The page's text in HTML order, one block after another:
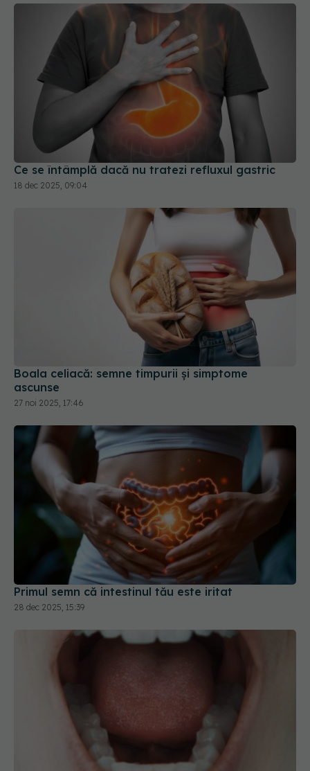
Ce se întâmplă dacă nu tratezi refluxul gastric
18 dec 2025, 09:04
Boala celiacă: semne timpurii și simptome
ascunse
27 noi 2025, 17:46
Primul semn că intestinul tău este iritat
28 dec 2025, 15:39